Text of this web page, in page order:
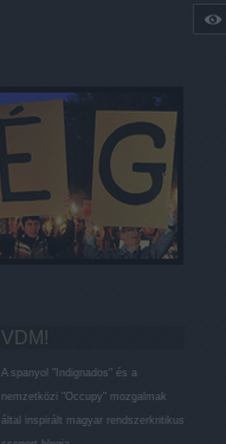
VDM!
A spanyol "Indignados" és a
nemzetközi "Occupy" mozgalmak
által inspirált magyar rendszerkritikus